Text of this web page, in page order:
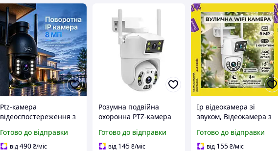
Рtz-камера
відеоспостереження з
підсвіткою, мікрофоном
і динаміком, ip камера
Готово до відправки
від490₴/міс
Розумна подвійна
охоронна PTZ-камера
інфрачервоною
підсвіткою і функцією
Готово до відправки
від 145₴/міс
Ip відеокамера зі
звуком, Відеокамера з
підсвічуванням,
Зовнішня
Готово до відправки
від 155₴/міс